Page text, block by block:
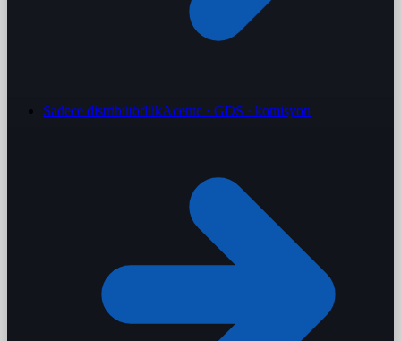
Sadece distribütörlükAcente · GDS · komisyon